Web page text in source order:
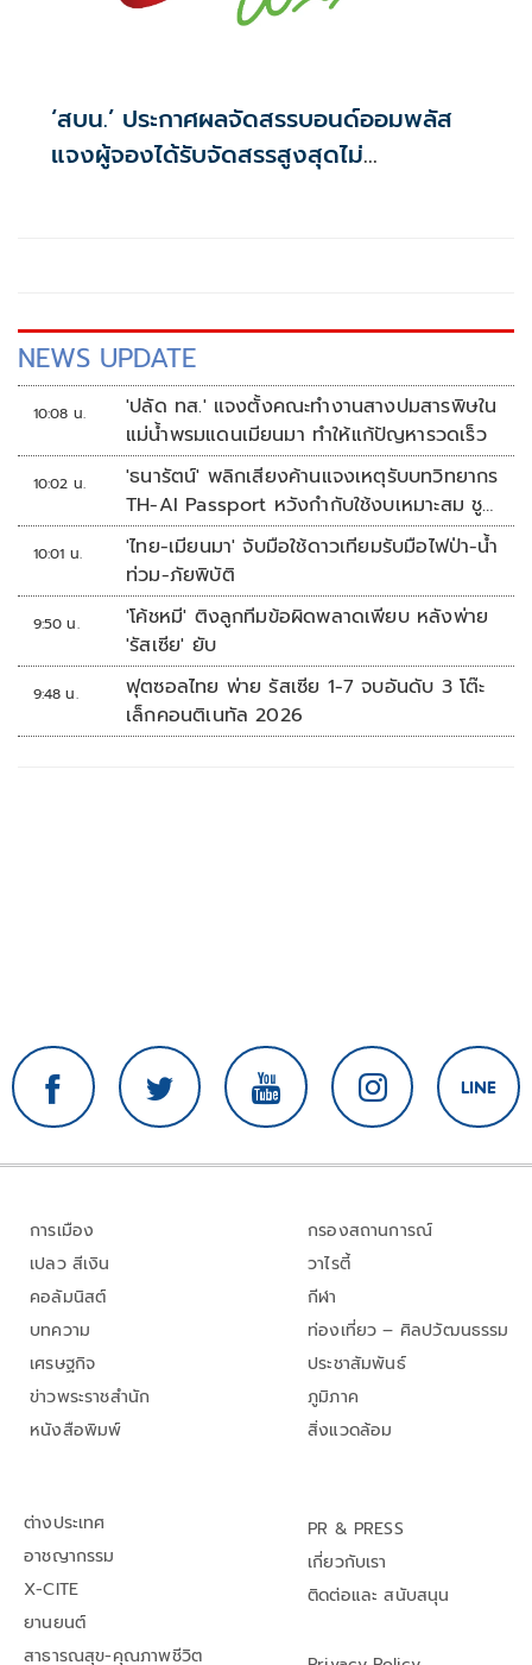
‘สบน.’ ประกาศผลจัดสรรบอนด์ออมพลัส
แจงผู้จองได้รับจัดสรรสูงสุดไม่
NEWS UPDATE
10:08 น.
'ปลัด ทส.' แจงตั้งคณะทำงานสางปมสารพิษใน
แม่น้ำพรมแดนเมียนมา ทำให้แก้ปัญหารวดเร็ว
10:02 น.
'ธนารัตน์' พลิกเสียงค้านแจงเหตุรับบทวิทยากร
TH-AI Passport หวังกำกับใช้งบเหมาะสม ชู
จุดเด่นคนไทยได้ใช้ AI ระดับโปร ลดเหลื่อมล้ำ
ทางเทคโนโลยี เซฟงบไปกว่า900ล้าน เชื่อหาก
ใช้เต็มที่เอกชนขาดทุนย่อยยับ
10:01 น.
'ไทย-เมียนมา' จับมือใช้ดาวเทียมรับมือไฟป่า-น้ำ
ท่วม-ภัยพิบัติ
9:50 น.
'โค้ชหมี' ติงลูกทีมข้อผิดพลาดเพียบ หลังพ่าย
'รัสเซีย' ยับ
9:48 น.
ฟุตซอลไทย พ่าย รัสเซีย 1-7 จบอันดับ 3 โต๊ะ
เล็กคอนติเนทัล 2026
การเมือง
เปลว สีเงิน
คอลัมนิสต์
บทความ
เศรษฐกิจ
ข่าวพระราชสำนัก
หนังสือพิมพ์
กรองสถานการณ์
วาไรตี้
กีฬา
ท่องเที่ยว – ศิลปวัฒนธรรม
ประชาสัมพันธ์
ภูมิภาค
สิ่งแวดล้อม
ต่างประเทศ
อาชญากรรม
X-CITE
ยานยนต์
สาธารณสุข-คุณภาพชีวิต
PR & PRESS
เกี่ยวกับเรา
ติดต่อและ สนับสนุน